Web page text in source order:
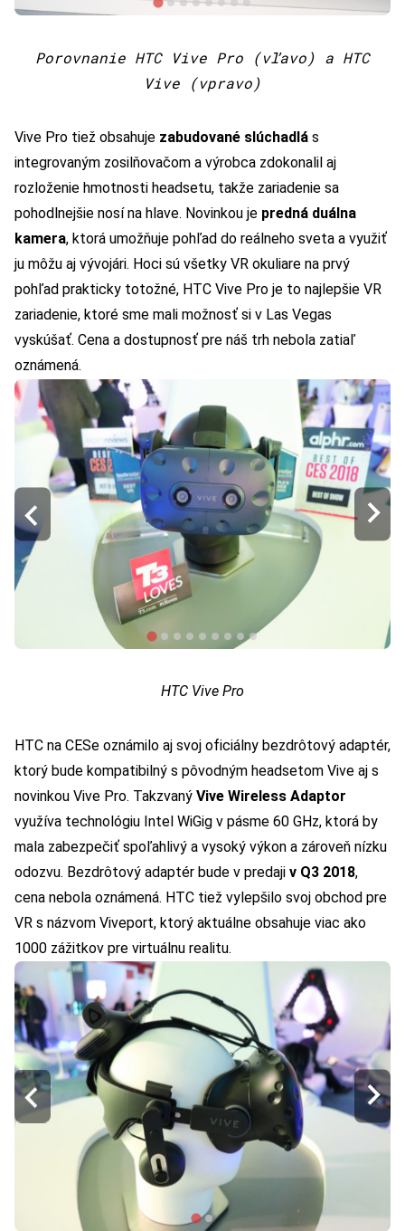
Porovnanie HTC Vive Pro (vľavo) a HTC
Vive (vpravo)
Vive Pro tiež obsahuje zabudované slúchadlá s
integrovaným zosilňovačom a výrobca zdokonalil aj
rozloženie hmotnosti headsetu, takže zariadenie sa
pohodlnejšie nosí na hlave. Novinkou je predná duálna
kamera, ktorá umožňuje pohľad do reálneho sveta a využiť
ju môžu aj vývojári. Hoci sú všetky VR okuliare na prvý
pohľad prakticky totožné, HTC Vive Pro je to najlepšie VR
zariadenie, ktoré sme mali možnosť si v Las Vegas
vyskúšať. Cena a dostupnosť pre náš trh nebola zatiaľ
oznámená.
HTC Vive Pro
HTC na CESe oznámilo aj svoj oficiálny bezdrôtový adaptér,
ktorý bude kompatibilný s pôvodným headsetom Vive aj s
novinkou Vive Pro. Takzvaný Vive Wireless Adaptor
využíva technológiu Intel WiGig v pásme 60 GHz, ktorá by
mala zabezpečiť spoľahlivý a vysoký výkon a zároveň nízku
odozvu. Bezdrôtový adaptér bude v predaji v Q3 2018,
cena nebola oznámená. HTC tiež vylepšilo svoj obchod pre
VR s názvom Viveport, ktorý aktuálne obsahuje viac ako
1000 zážitkov pre virtuálnu realitu.